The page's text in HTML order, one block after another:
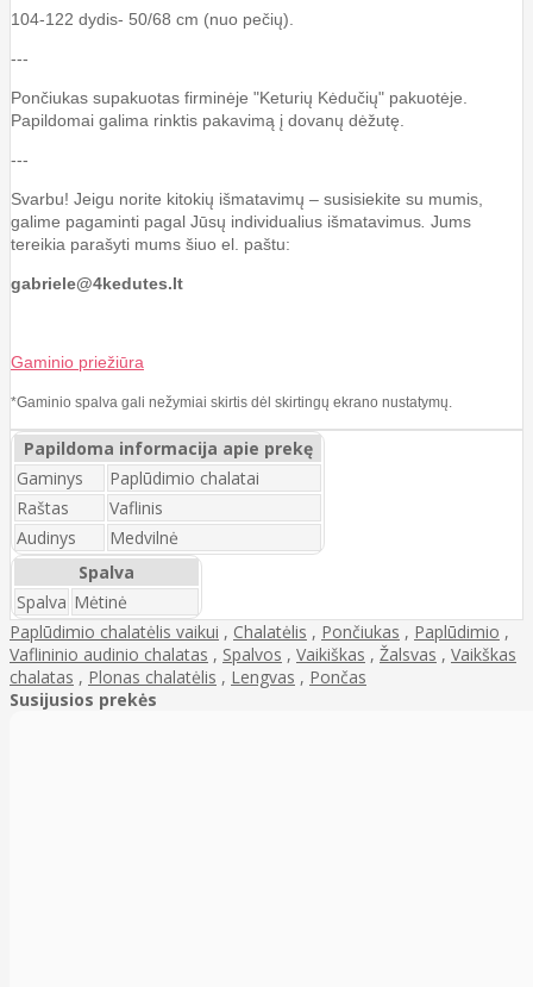
104-122 dydis- 50/68 cm (nuo pečių).
---
Pončiukas supakuotas firminėje "Keturių Kėdučių" pakuotėje.
Papildomai galima rinktis pakavimą į dovanų dėžutę.
---
Svarbu! Jeigu norite kitokių išmatavimų – susisiekite su mumis,
galime pagaminti pagal Jūsų individualius išmatavimus Jums
tereikia parašyti mums šiuo el. paštu:
gabriele@4kedutes.lt
Gaminio priežiūra
*Gaminio spalva gali nežymiai skirtis dėl skirtingų ekrano nustatymų.
Papildoma informacija apie prekę
Gaminys
Paplūdimio chalatai
Raštas
Vaflinis
Audinys
Medvilnė
Spalva
Spalva Mėtinė
Paplūdimio chalatėlis vaikui , Chalatėlis , Pončiukas , Paplūdimio ,
Vaflininio audinio chalatas , Spalvos , Vaikiškas , Žalsvas , Vaikškas
chalatas , Plonas chalatėlis , Lengvas , Pončas
Susijusios prekės